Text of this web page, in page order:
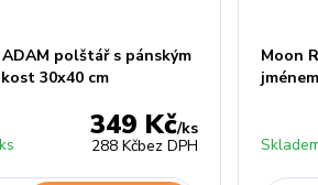
polštář s pánským
30x40 cm
349 Kč/ks
288 Kčbez DPH
Moon